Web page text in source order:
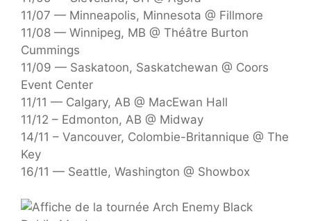
11/07 — Minneapolis, Minnesota @ Fillmore
11/08 — Winnipeg, MB @ Théâtre Burton
Cummings
11/09 — Saskatoon, Saskatchewan @ Coors
Event Center
11/11 — Calgary, AB @ MacEwan Hall
11/12 – Edmonton, AB @ Midway
14/11 – Vancouver, Colombie-Britannique @ The
Key
16/11 — Seattle, Washington @ Showbox